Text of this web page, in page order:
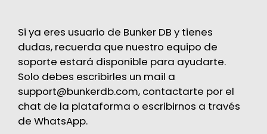
Si ya eres usuario de Bunker DB y tienes
dudas, recuerda que nuestro equipo de
soporte estará disponible para ayudarte.
Solo debes escribirles un mail a
support@bunkerdb.com, contactarte por el
chat de la plataforma o escribirnos a través
de WhatsApp.